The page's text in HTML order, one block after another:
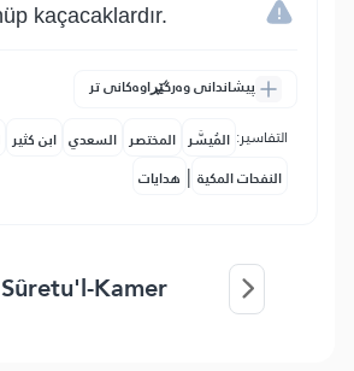
kaçacaklardır.
پیشاندانی وەرگێڕاوەکانی تر
التفاسير: المُيسَّر المختصر السعدي ابن كثير
النفحات المكية | هدايات
Sûretu'l-Kamer